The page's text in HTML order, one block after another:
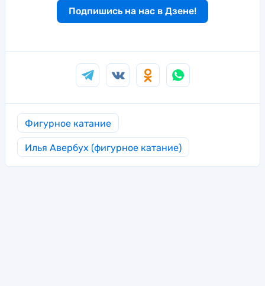
Подпишись на нас в Дзене!
Фигурное катание
Илья Авербух (фигурное катание)